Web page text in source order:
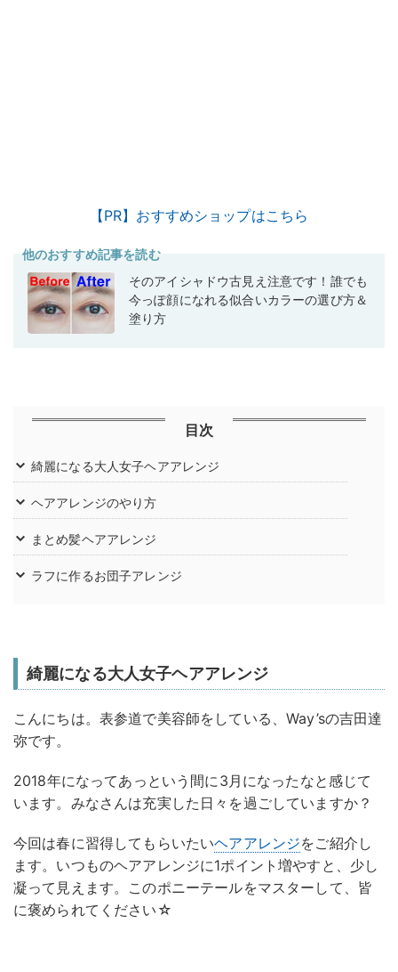
【PR】おすすめショップはこちら
他のおすすめ記事を読む
そのアイシャドウ古見え注意です！誰でも
今っぽ顔になれる似合いカラーの選び方＆
塗り方
目次
綺麗になる大人女子ヘアアレンジ
ヘアアレンジのやり方
まとめ髪ヘアアレンジ
ラフに作るお団子アレンジ
綺麗になる大人女子ヘアアレンジ
こんにちは。表参道で美容師をしている、Way’sの吉田達
弥です。
2018年になってあっという間に3月になったなと感じて
います。みなさんは充実した日々を過ごしていますか？
今回は春に習得してもらいたいヘアアレンジをご紹介し
ます。いつものヘアアレンジに1ポイント増やすと、少し
凝って見えます。このポニーテールをマスターして、皆
に褒められてください☆